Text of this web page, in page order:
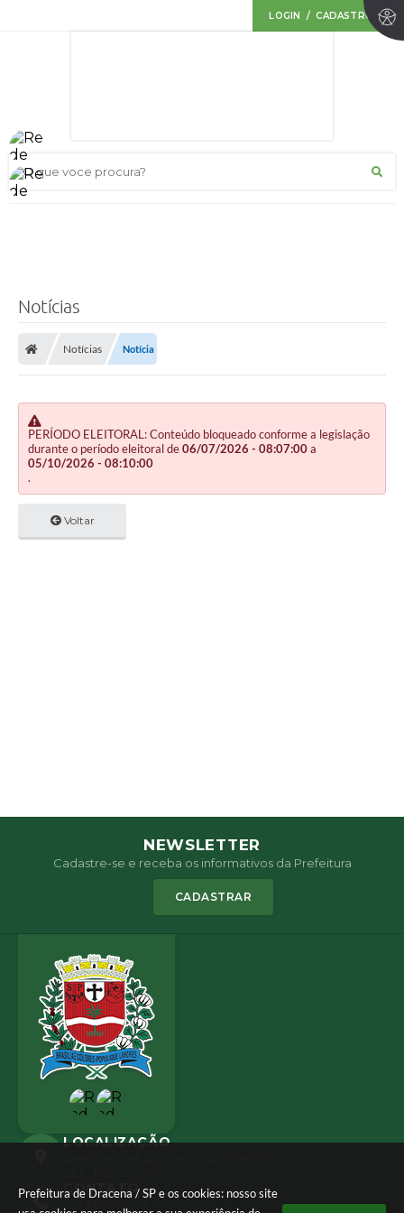
Prefeitura de Dracena / SP e os cookies: nosso site
LOGIN / CADASTRO
O que voce procura?
Notícias
Notícias Notícia
PERÍODO ELEITORAL: Conteúdo bloqueado conforme a legislação
durante o período eleitoral de06/07/2026 - 08:07:00a
05/10/2026 - 08:10:00
.
Voltar
NEWSLETTER
Cadastre-se e receba os informativos da Prefeitura
CADASTRAR
LOCALIZAÇÃO
CONTATO